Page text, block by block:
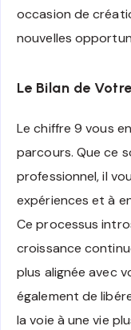
occasion de
nouvelles
Le Bilan de
Le chiffre 9 vous
parcours. Que ce
professionnel, il
expériences et à
Ce processus
croissance
plus alignée avec
également de
la voie à une vie